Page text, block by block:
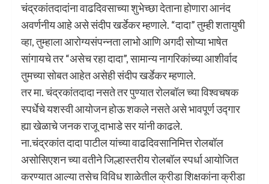
चंद्रकांतदादांना वाढदिवसाच्या शुभेच्छा देताना होणारा आनंद
अवर्णनीय आहे असे संदीप खर्डेकर म्हणाले. “दादा” तुम्ही शतायुषी
व्हा, तुम्हाला आरोग्यसंपन्नता लाभो आणि अगदी सोप्या भाषेत
सांगायचे तर “असेच रहा दादा”, सामान्य नागरिकांच्या आशीर्वाद
तुमच्या सोबत आहेत असेही संदीप खर्डेकर म्हणाले.
तर मा. चंद्रकांतदादा नसते तर पुण्यात रोलबॉल च्या विश्वचषक
स्पर्धेचे यशस्वी आयोजन होऊ शकले नसते असे भावपूर्ण उद्गार
ह्या खेळाचे जनक राजू दाभाडे सर यांनी काढले.
ना.चंद्रकांत दादा पाटील यांच्या वाढदिवसानिमित्त रोलबॉल
असोसिएशन च्या वतीने जिल्हास्तरीय रोलबॉल स्पर्धा आयोजित
करण्यात आल्या तसेच विविध शाळेतील क्रीडा शिक्षकांना क्रीडा